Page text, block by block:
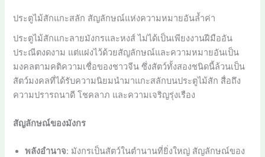
ประตูไม้สักแกะสลัก สัญลักษณ์แห่งความหมายอันล้ำค่า
ประตูไม้สักแกะลายมังกรและหงส์ ไม่ได้เป็นเพียงงานฝีมืออัน
ประณีตงดงาม แต่แฝงไว้ด้วยสัญลักษณ์และความหมายอันเป็น
มงคลตามคติความเชื่อของชาวจีน ซึ่งสัตว์ทั้งสองชนิดนี้ล้วนเป็น
สัตว์มงคลที่ได้รับความนิยมนำมาแกะสลักบนประตูไม้สัก สื่อถึง
ความปรารถนาดี โชคลาภ และความเจริญรุ่งเรือง
สัญลักษณ์ของมังกร
พลังอำนาจ: มังกรเป็นสัตว์ในตำนานที่ยิ่งใหญ่ สัญลักษณ์ของ